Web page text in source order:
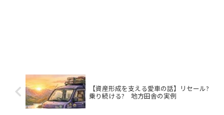
【資産形成を支える愛車の話】リセール?
乗り続ける? 地方田舎の実例